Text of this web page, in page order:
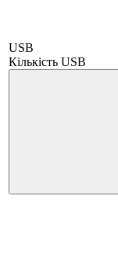
USB
Кількість USB